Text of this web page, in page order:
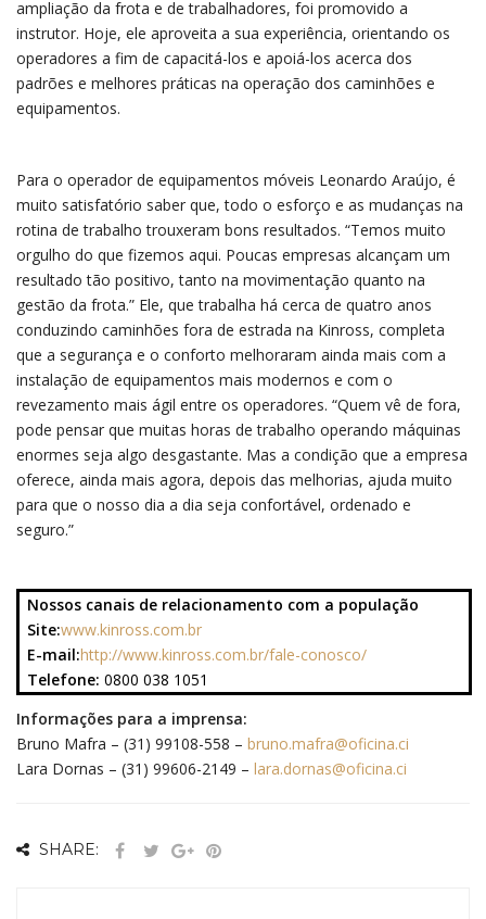
ampliação da frota e de trabalhadores, foi promovido a
instrutor. Hoje, ele aproveita a sua experiência, orientando os
operadores a fim de capacitá-los e apoiá-los acerca dos
padrões e melhores práticas na operação dos caminhões e
equipamentos.
Para o operador de equipamentos móveis Leonardo Araújo, é
muito satisfatório saber que, todo o esforço e as mudanças na
rotina de trabalho trouxeram bons resultados. “Temos muito
orgulho do que fizemos aqui. Poucas empresas alcançam um
resultado tão positivo, tanto na movimentação quanto na
gestão da frota.” Ele, que trabalha há cerca de quatro anos
conduzindo caminhões fora de estrada na Kinross, completa
que a segurança e o conforto melhoraram ainda mais com a
instalação de equipamentos mais modernos e com o
revezamento mais ágil entre os operadores. “Quem vê de fora,
pode pensar que muitas horas de trabalho operando máquinas
enormes seja algo desgastante. Mas a condição que a empresa
oferece, ainda mais agora, depois das melhorias, ajuda muito
para que o nosso dia a dia seja confortável, ordenado e
seguro.”
Nossos canais de relacionamento com a população
Site:www.kinross.com.br
E-mail:http://www.kinross.com.br/fale-conosco/
Telefone: 0800 038 1051
Informações para a imprensa:
Bruno Mafra – (31) 99108-558 – bruno.mafra@oficina.ci
Lara Dornas – (31) 99606-2149 – lara.dornas@oficina.ci
SHARE: